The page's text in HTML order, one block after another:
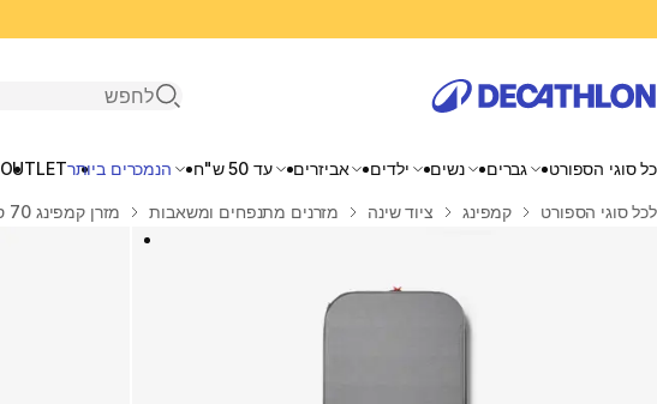
פתיחת חיפוש
כל סוגי הספורט גברים נשים ילדים אביזרים עד 50 ש"ח הנמכרים ביותרOUTLET
בית
לכל סוגי הספורט קמפינג ציוד שינה מזרנים מתנפחים ומשאבות מזרן קמפינג 70 ס"מ מתנפח ליחיד, דגם ULTIM COMFORT ‏- אפור